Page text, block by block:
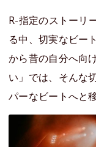
R-指定のストーリ
る中、切実なビー
から昔の自分へ向
い」では、そんな
パーなビートへと